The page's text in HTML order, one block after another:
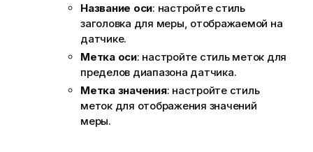
Название оси: настройте стиль
заголовка для меры, отображаемой на
датчике.
Метка оси: настройте стиль меток для
пределов диапазона датчика.
Метка значения: настройте стиль
меток для отображения значений
меры.